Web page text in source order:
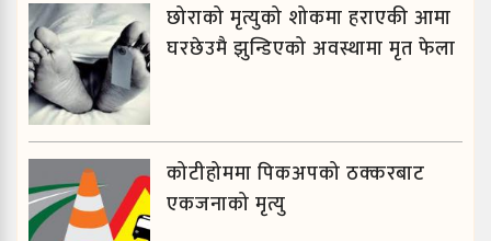
छोराको मृत्युको शोकमा हराएकी आमा
घरछेउमै झुन्डिएको अवस्थामा मृत फेला
कोटीहोममा पिकअपको ठक्करबाट
एकजनाको मृत्यु